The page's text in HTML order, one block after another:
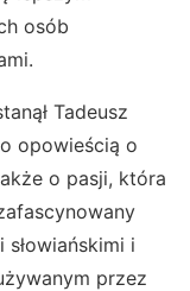
osób
Tadeusz
opowieścią o
o pasji, która
i
przez